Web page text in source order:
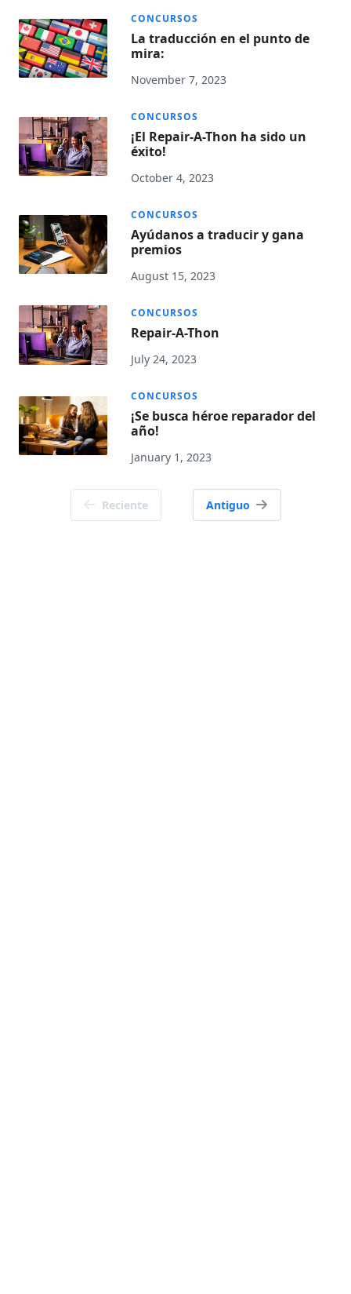
CONCURSOS
La traducción en el punto de
mira:
November 7, 2023
CONCURSOS
¡El Repair-A-Thon ha sido un
éxito!
October 4, 2023
CONCURSOS
Ayúdanos a traducir y gana
premios
August 15, 2023
CONCURSOS
Repair-A-Thon
July 24, 2023
CONCURSOS
¡Se busca héroe reparador del
año!
January 1, 2023
Navegación
Antiguo
Reciente